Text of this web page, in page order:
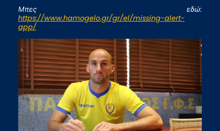
Μπες εδώ:
https://www.hamogelo.gr/gr/el/missing-alert-
app/